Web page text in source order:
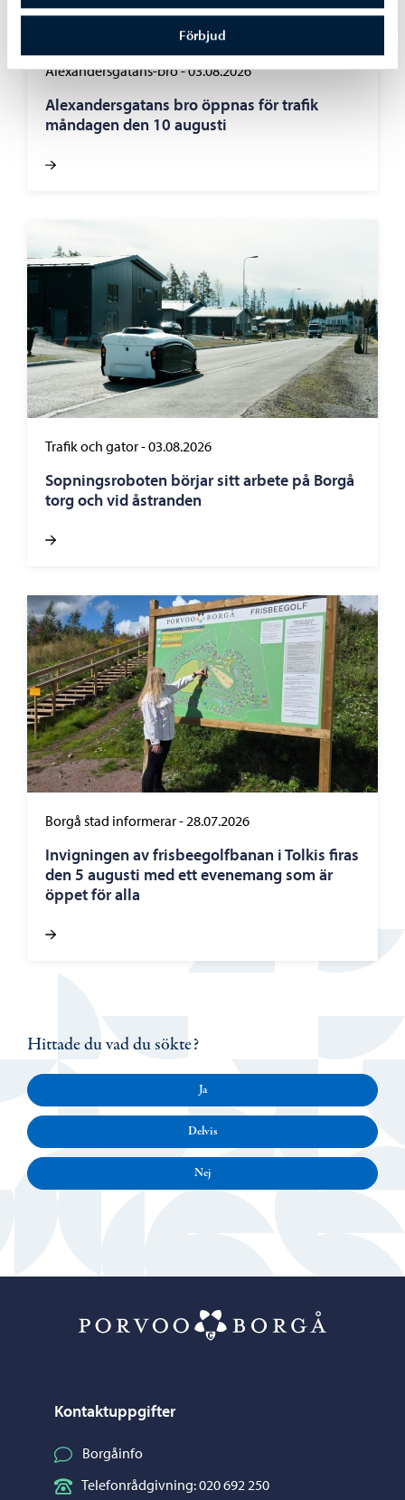
Förbjud
Alexandersgatans-bro-03.08.2026
Alexandersgatans bro öppnas för trafik
måndagen den 10 augusti
Trafik och gator-03.08.2026
Sopningsroboten börjar sitt arbete på Borgå
torg och vid åstranden
Borgå stad informerar- 28.07.2026
Invigningen av frisbeegolfbanan i Tolkis firas
den 5 augusti med ett evenemang som är
öppet för alla
Hittade du vad du sökte?
Ja
Delvis
Nej
Kontaktuppgifter
Borgåinfo
Telefonrådgivning: 020 692 250